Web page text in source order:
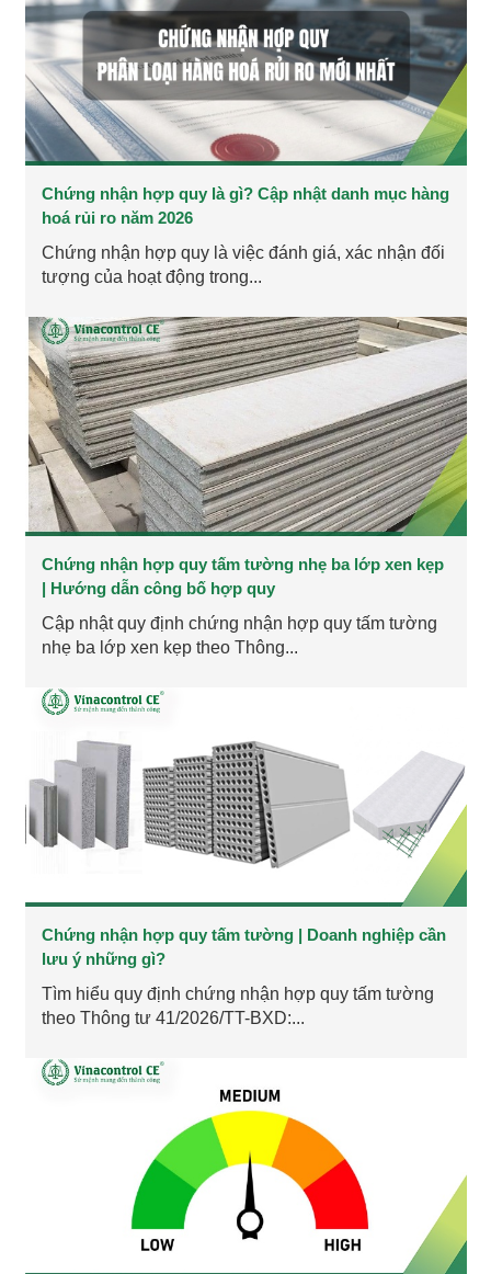
Chứng nhận hợp quy là gì? Cập nhật danh mục hàng
hoá rủi ro năm 2026
Chứng nhận hợp quy là việc đánh giá, xác nhận đối
tượng của hoạt động trong...
Chứng nhận hợp quy tấm tường nhẹ ba lớp xen kẹp
| Hướng dẫn công bố hợp quy
Cập nhật quy định chứng nhận hợp quy tấm tường
nhẹ ba lớp xen kẹp theo Thông...
Chứng nhận hợp quy tấm tường | Doanh nghiệp cần
lưu ý những gì?
Tìm hiểu quy định chứng nhận hợp quy tấm tường
theo Thông tư 41/2026/TT-BXD:...